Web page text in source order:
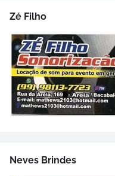
Zé Filho
Neves Brindes